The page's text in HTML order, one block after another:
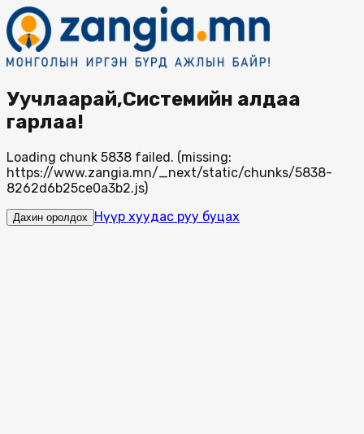
Уучлаарай,Системийн алдаа
гарлаа!
Loading chunk 5838 failed. (missing:
https://www.zangia.mn/_next/static/chunks/5838-
8262d6b25ce0a3b2.js)
Дахин оролдох Нүүр хуудас руу буцах